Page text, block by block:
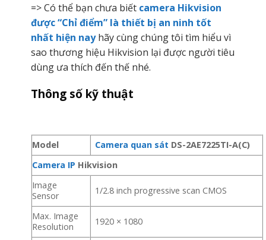
=> Có thể bạn chưa biết camera Hikvision
được “Chỉ điểm” là thiết bị an ninh tốt
nhất hiện nay hãy cùng chúng tôi tìm hiểu vì
sao thương hiệu Hikvision lại được người tiêu
dùng ưa thích đến thế nhé.
Thông số kỹ thuật
Model Camera quan sát DS-2AE7225TI-A(C)
Camera IP Hikvision
Image
Sensor
1/2.8 inch progressive scan CMOS
Max. Image
Resolution
1920 × 1080